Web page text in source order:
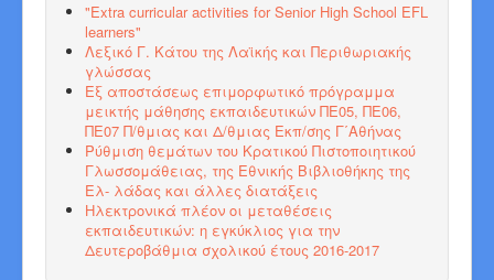
"Εxtra curricular activities for Senior High School EFL
learners"
Λεξικό Γ. Κάτου της Λαϊκής και Περιθωριακής
γλώσσας
Εξ αποστάσεως επιμορφωτικό πρόγραμμα
μεικτής μάθησης εκπαιδευτικών ΠΕ05, ΠΕ06,
ΠΕ07 Π/θμιας και Δ/θμιας Εκπ/σης Γ΄Αθήνας
Ρύθμιση θεμάτων του Κρατικού Πιστοποιητικού
Γλωσσομάθειας, της Εθνικής Βιβλιοθήκης της
Ελ- λάδας και άλλες διατάξεις
Ηλεκτρονικά πλέον οι μεταθέσεις
εκπαιδευτικών: η εγκύκλιος για την
Δευτεροβάθμια σχολικού έτους 2016-2017